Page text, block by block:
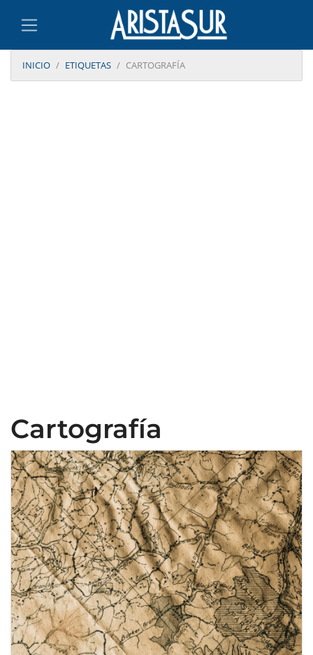
INICIO ETIQUETAS CARTOGRAFÍA
Cartografía